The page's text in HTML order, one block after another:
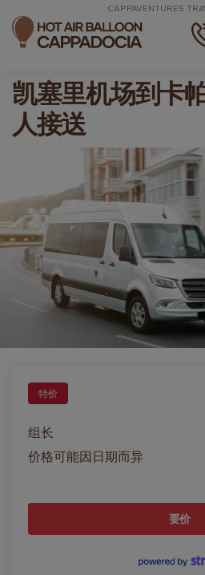
CAPPAVENTURES
凯塞里机场到卡
人接送
特价
组长
价格可能因日期而异
要价